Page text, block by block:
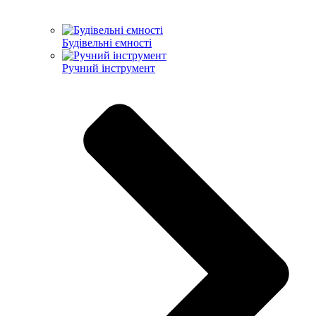
Будівельні ємності
Ручний інструмент